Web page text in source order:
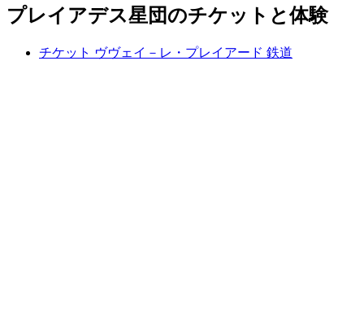
プレイアデス星団のチケットと体験
チケット ヴヴェイ－レ・プレイアード 鉄道